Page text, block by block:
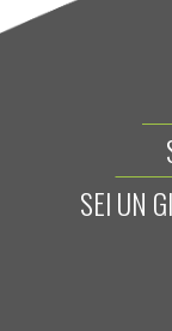
SEI UN